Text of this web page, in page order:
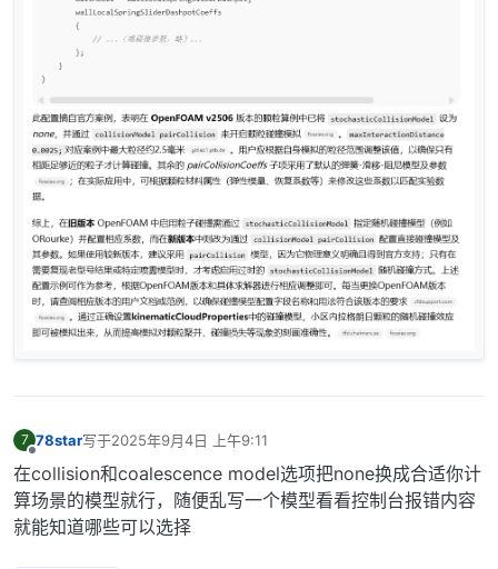
7 78star写于2025年9月4日 上午9:11
最后由 编辑
在collision和coalescence model选项把none换成合适你计
算场景的模型就行，随便乱写一个模型看看控制台报错内容
就能知道哪些可以选择